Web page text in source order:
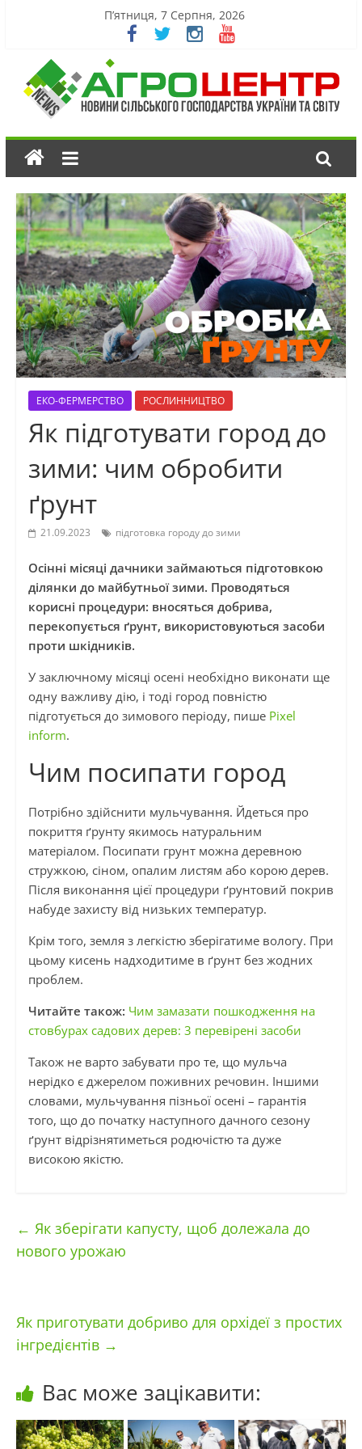
П’ятниця, 7 Серпня, 2026
ЕКО-ФЕРМЕРСТВО РОСЛИННИЦТВО
Як підготувати город до
зими: чим обробити
ґрунт
21.09.2023 підготовка городу до зими
Осінні місяці дачники займаються підготовкою
ділянки до майбутньої зими. Проводяться
корисні процедури: вносяться добрива,
перекопується ґрунт, використовуються засоби
проти шкідників.
У заключному місяці осені необхідно виконати ще
одну важливу дію, і тоді город повністю
підготується до зимового періоду, пише Pixel
inform.
Чим посипати город
Потрібно здійснити мульчування. Йдеться про
покриття ґрунту якимось натуральним
матеріалом. Посипати грунт можна деревною
стружкою, сіном, опалим листям або корою дерев.
Після виконання цієї процедури ґрунтовий покрив
набуде захисту від низьких температур.
Крім того, земля з легкістю зберігатиме вологу. При
цьому кисень надходитиме в ґрунт без жодних
проблем.
Читайте також: Чим замазати пошкодження на
стовбурах садових дерев: 3 перевірені засоби
Також не варто забувати про те, що мульча
нерідко є джерелом поживних речовин. Іншими
словами, мульчування пізньої осені – гарантія
того, що до початку наступного дачного сезону
ґрунт відрізнятиметься родючістю та дуже
високою якістю.
← Як зберігати капусту, щоб долежала до
нового урожаю
Як приготувати добриво для орхідеї з простих
інгредієнтів →
Вас може зацікавити: